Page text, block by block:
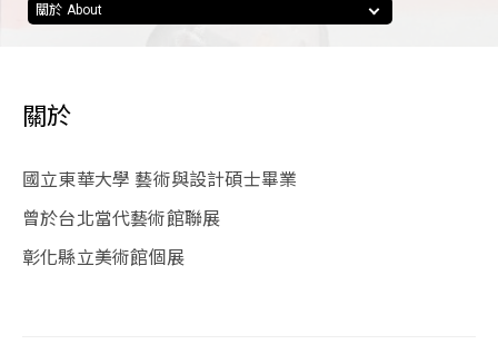
關於 About
關於
國立東華大學 藝術與設計碩士畢業
曾於台北當代藝術館聯展
彰化縣立美術館個展